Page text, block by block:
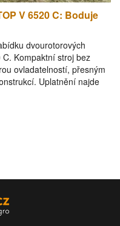
V 6520 C: Boduje
dvourotorových
Kompaktní stroj bez
ovladatelností, přesným
Uplatnění najde